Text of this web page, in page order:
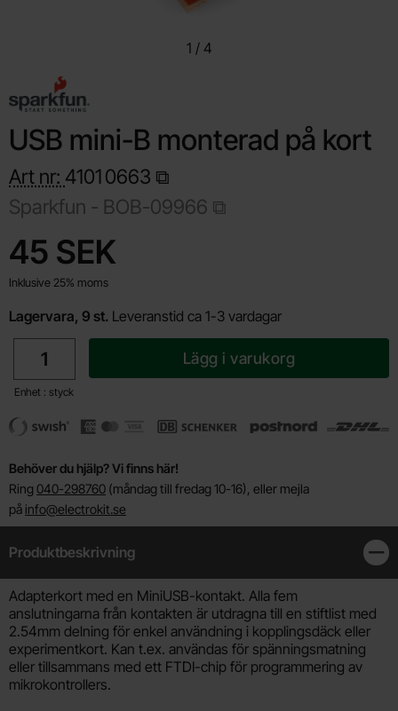
1 / 4
USB mini-B monterad på kort
Art nr: 41010663
Sparkfun - BOB-09966
pris
45 SEK
Inklusive 25% moms
Lagervara, 9 st. Leveranstid ca 1-3 vardagar
Enhet : styck
Lägg i varukorg
Behöver du hjälp? Vi finns här!
Ring 040-298760 (måndag till fredag 10-16), eller mejla
på info@electrokit.se
Produktbeskrivning
Produktbeskrivning
Adapterkort med en MiniUSB-kontakt. Alla fem
anslutningarna från kontakten är utdragna till en stiftlist med
2.54mm delning för enkel användning i kopplingsdäck eller
experimentkort. Kan t.ex. användas för spänningsmatning
eller tillsammans med ett FTDI-chip för programmering av
mikrokontrollers.